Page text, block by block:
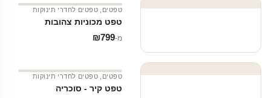
טפטים , טפטים לחדרי תינוקות
טפט מכוניות צהובות
מ‑ ₪799
טפטים , טפטים לחדרי תינוקות
טפט קיר - סוכריה